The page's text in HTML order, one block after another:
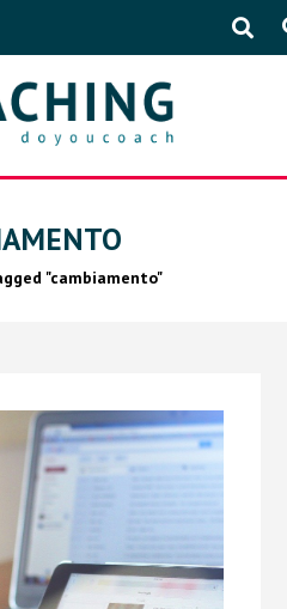
"cambiamento"